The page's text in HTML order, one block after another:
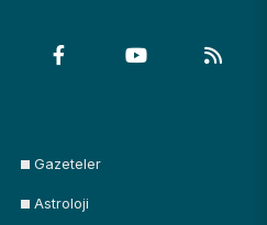
Gazeteler
Astroloji